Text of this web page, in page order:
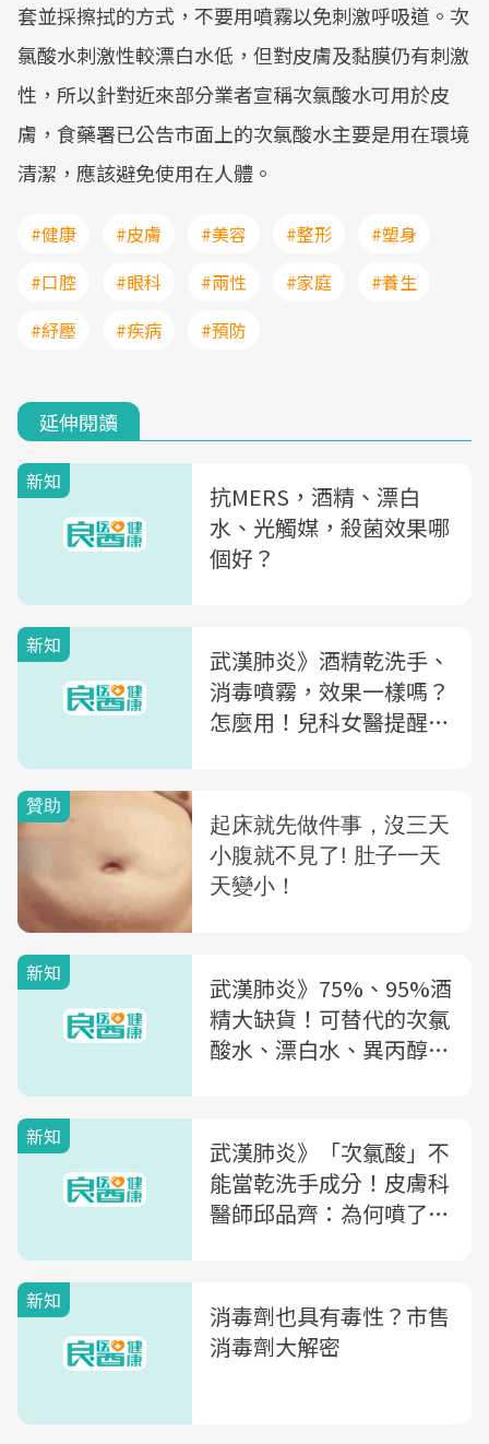
套並採擦拭的方式，不要用噴霧以免刺激呼吸道。次
氯酸水刺激性較漂白水低，但對皮膚及黏膜仍有刺激
性，所以針對近來部分業者宣稱次氯酸水可用於皮
膚，食藥署已公告市面上的次氯酸水主要是用在環境
清潔，應該避免使用在人體。
#健康 #皮膚 #美容 #整形
#塑身
#口腔
#眼科 #兩性 #家庭
#養生
#紓壓
#疾病 #預防
延伸閱讀
新知
抗MERS，酒精、漂白
水、光觸媒，殺菌效果哪
個好？
新知
武漢肺炎》酒精乾洗手、
消毒噴霧，效果一樣嗎？
怎麼用！兒科女醫提醒：
新知
武漢肺炎》75%、95%酒
精大缺貨！可替代的次氯
酸水、漂白水、異丙醇...
新知
武漢肺炎》「次氯酸」不
能當乾洗手成分！皮膚科
醫師邱品齊：為何噴了反
新知
消毒劑也具有毒性？市售
消毒劑大解密